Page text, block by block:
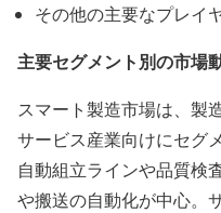
その他の主要なプレイ
主要セグメント別の市場
スマート製造市場は、製
サービス産業向けにセグ
自動組立ラインや品質検
や搬送の自動化が中心。